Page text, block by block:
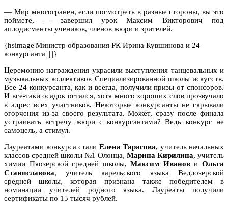
— Мир многогранен, если посмотреть в разные стороны, вы это
поймете, — завершил урок Максим Викторович под
аплодисменты учеников, членов жюри и зрителей.
{hsimage|Министр образования РК Ирина Кувшинова и 24
конкурсанта ||||}
Церемонию награждения украсили выступления танцевальных и
музыкальных коллективов Специализированной школы искусств.
Все 24 конкурсанта, как и всегда, получили призы от спонсоров.
И все-таки осадок остался, хотя много хороших слов прозвучало
в адрес всех участников. Некоторые конкурсанты не скрывали
огорчения из-за своего результата. Может, сразу после финала
устраивать встречу жюри с конкурсантами? Ведь конкурс не
самоцель, а стимул.
Лауреатами конкурса стали Елена Тарасова, учитель начальных
классов средней школы №1 Олонца, Марина Кирилина, учитель
химии Пяозерской средней школы,Максим ИвановиОльга
Станиславова, учитель карельского языка Ведлозерской
средней школы, которая признана также победителем в
номинации учителей родного языка. Лауреаты получили
сертификаты по 15 тысяч рублей.